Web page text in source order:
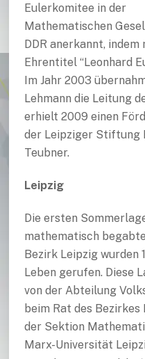
Eulerkomitee in der
Mathematischen
DDR anerkannt, indem
Ehrentitel “Leonhard
Im Jahr 2003
Lehmann die Leitung
erhielt 2009 einen
der Leipziger Stiftung
Teubner.
Leipzig
Die ersten
mathematisch
Bezirk Leipzig wurden
Leben gerufen. Diese
von der Abteilung
beim Rat des Bezirkes
der Sektion
Marx-Universität